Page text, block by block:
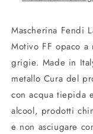
Mascherina Fendi
Motivo FF opaco
grigie. Made in
metallo Cura del
con acqua tiepida
alcool, prodotti
e non asciugare